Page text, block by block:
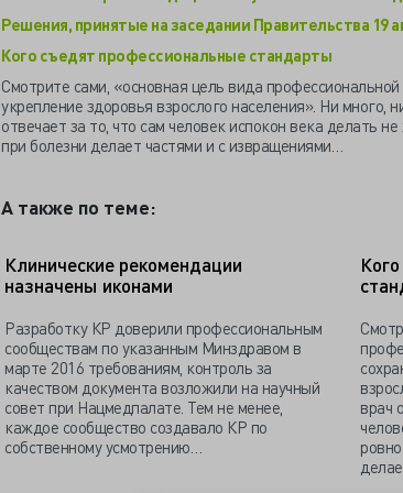
Решения, принятые на заседании Правительства 19
Кого съедят профессиональные стандарты
Смотрите сами, «основная цель вида
укрепление здоровья взрослого населения». Ни много,
отвечает за то, что сам человек испокон века делать
при болезни делает частями и с извращениями…
А также по теме:
Клинические рекомендации
назначены иконами
Разработку КР доверили профессиональным
сообществам по указанным Минздравом в
марте 2016 требованиям, контроль за
качеством документа возложили на научный
совет при Нацмедпалате. Тем не менее,
каждое сообщество создавало КР по
собственному усмотрению…
врач